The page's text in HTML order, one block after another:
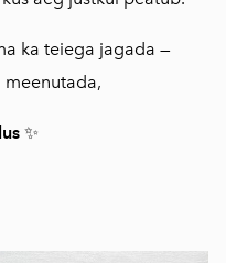
ka teiega jagada —
meenutada,
✨